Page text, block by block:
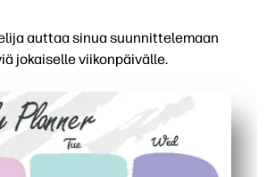
auttaa sinua suunnittelemaan
jokaiselle viikonpäivälle.